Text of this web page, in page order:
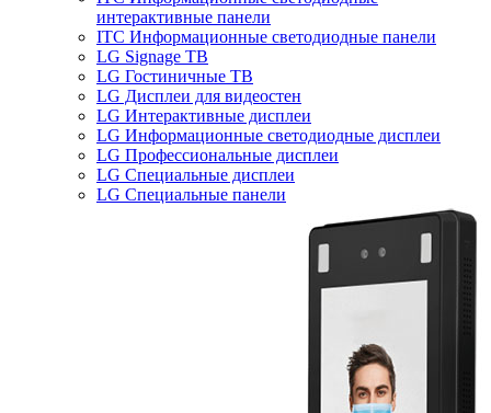
интерактивные панели
ITC Информационные светодиодные панели
LG Signage ТВ
LG Гостиничные ТВ
LG Дисплеи для видеостен
LG Интерактивные дисплеи
LG Информационные светодиодные дисплеи
LG Профессиональные дисплеи
LG Специальные дисплеи
LG Специальные панели